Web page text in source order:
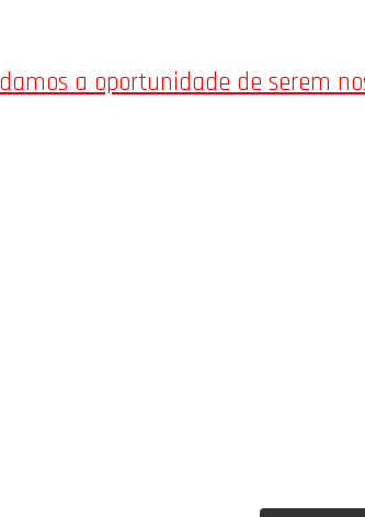
a oportunidade de serem